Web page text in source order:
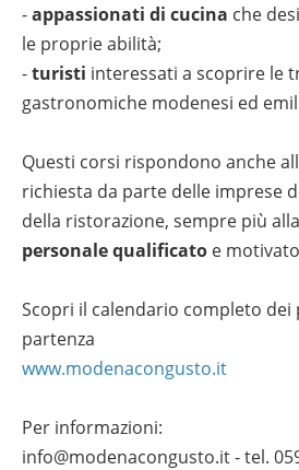
-appassionati di cucina che
le proprie abilità;
-turisti interessati a scoprire le
gastronomiche modenesi ed
Questi corsi rispondono anche
richiesta da parte delle imprese
della ristorazione, sempre più
personale qualificato e
Scopri il calendario completo dei
partenza
www.modenacongusto.it
Per informazioni:
info@modenacongusto.it - tel.